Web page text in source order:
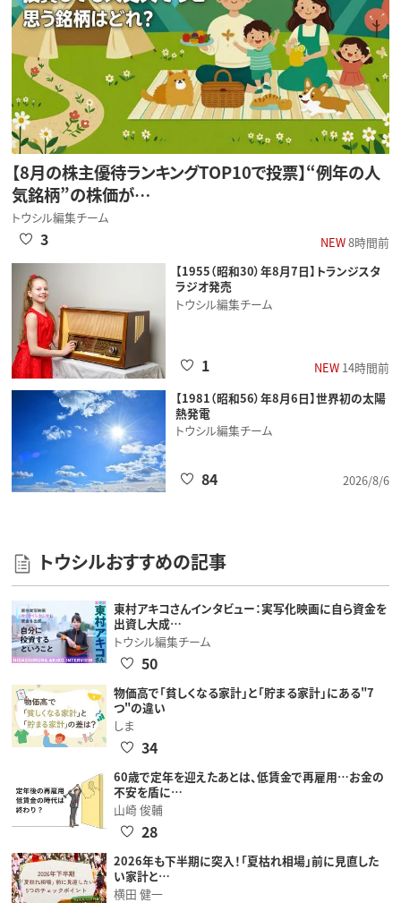
【8月の株主優待ランキングTOP10で投票】“例年の人
気銘柄”の株価が…
トウシル編集チーム
NEW8時間前
3
【1955（昭和30）年8月7日】トランジスタ
ラジオ発売
トウシル編集チーム
NEW14時間前
1
【1981（昭和56）年8月6日】世界初の太陽
熱発電
トウシル編集チーム
2026/8/6
84
トウシルおすすめの記事
東村アキコさんインタビュー：実写化映画に自ら資金を
出資し大成…
トウシル編集チーム
50
物価高で「貧しくなる家計」と「貯まる家計」にある"7
つ"の違い
しま
34
60歳で定年を迎えたあとは、低賃金で再雇用…お金の
不安を盾に…
山崎 俊輔
28
2026年も下半期に突入！「夏枯れ相場」前に見直した
い家計と…
横田 健一